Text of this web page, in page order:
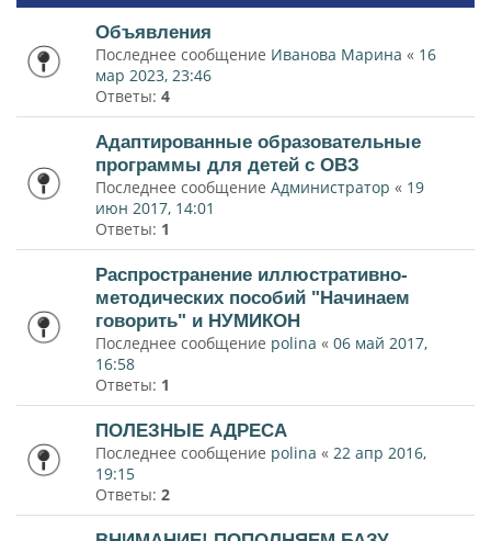
Объявления
Последнее сообщение Иванова Марина « 16
мар 2023, 23:46
Ответы: 4
Адаптированные образовательные
программы для детей с ОВЗ
Последнее сообщение Администратор « 19
июн 2017, 14:01
Ответы: 1
Распространение иллюстративно-
методических пособий "Начинаем
говорить" и НУМИКОН
Последнее сообщение polina « 06 май 2017,
16:58
Ответы: 1
ПОЛЕЗНЫЕ АДРЕСА
Последнее сообщение polina « 22 апр 2016,
19:15
Ответы: 2